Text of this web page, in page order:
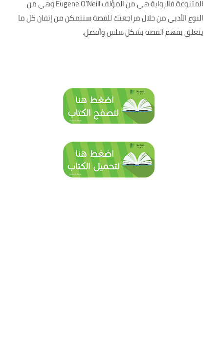
المتنوعة فالرواية هي من المؤلف Eugene O'Neill وهي من
النوع الأدبي من خلال مراجعتك للقصة ستتمكن من إتقان كل ما
يتعلق بفهم القصة بشكل سلس وأفضل.